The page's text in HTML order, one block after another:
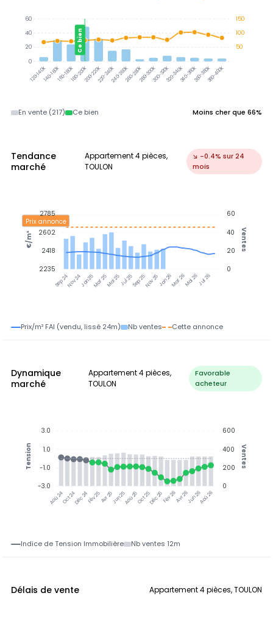
120-140k140-160k160-180k180-200k200-220k220-240k240-260k260-280k280-300k300-320k320-340k340-360k360-380k380-400k
Ce bien
150
100
50
60
40
20
0
En vente (217) Ce bien Moins cher que 66%
Tendance
marché
Appartement 4 pièces,
TOULON
↘ -0.4% sur 24
mois
Sep 24Nov 24Jan 25Mar 25Mai 25Jul 25Sep 25Nov 25Jan 26Mar 26Mai 26Jul 26
Prix annonce
60
40
20
0
Ventes
2785
2602
2418
2235
€/m²
Prix/m² FAI (vendu, lissé 24m) Nb ventes Cette annonce
Dynamique
marché
Appartement 4 pièces,
TOULON
Favorable
acheteur
Aoû 24Oct 24Déc 24Fév 25Avr 25Jun 25Aoû 25Oct 25Déc 25Fév 26Avr 26Jun 26Aoû 26
600
400
200
0
Ventes
3.0
1.0
-1.0
-3.0
Tension
Indice de Tension Immobilière Nb ventes 12m
Délais de vente Appartement 4 pièces, TOULON